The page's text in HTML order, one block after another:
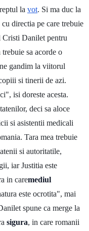
la vot. Si ma duc la
directia pe care trebuie
Cristi Danilet pentru
sa acorde o
gandim la viitorul
si tinerii de azi.
isi doreste acesta.
deci sa aloce
si asistentii medicali
Tara mea trebuie
si autoritatile,
iar Justitia este
in caremediul
este ocrotita", mai
spune ca merge la
sigura, in care romanii